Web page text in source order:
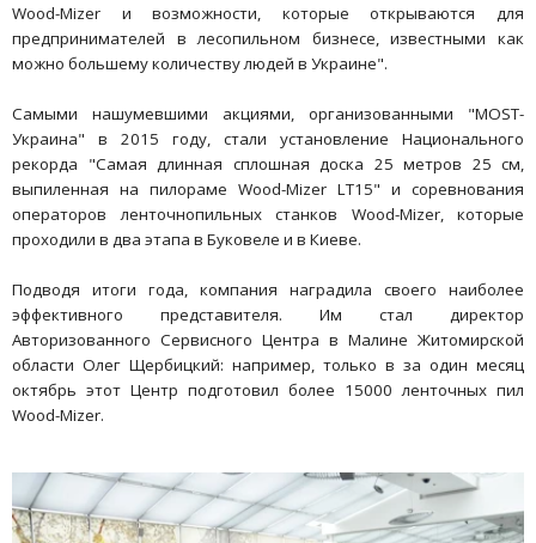
Wood-Mizer и возможности, которые открываются для
предпринимателей в лесопильном бизнесе, известными как
можно большему количеству людей в Украине".
Самыми нашумевшими акциями, организованными "MOST-
Украина" в 2015 году, стали установление Национального
рекорда "Самая длинная сплошная доска 25 метров 25 см,
выпиленная на пилораме Wood-Mizer LT15" и соревнования
операторов ленточнопильных станков Wood-Mizer, которые
проходили в два этапа в Буковеле и в Киеве.
Подводя итоги года, компания наградила своего наиболее
эффективного представителя. Им стал директор
Авторизованного Сервисного Центра в Малине Житомирской
области Олег Щербицкий: например, только в за один месяц
октябрь этот Центр подготовил более 15000 ленточных пил
Wood-Mizer.